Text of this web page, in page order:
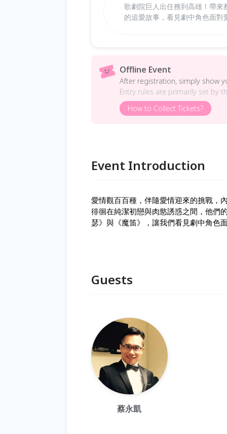
歌劇院巨人出任務到高雄！帶
的追愛故事，看見劇中角色面對
Offline Event
After registration, simply show
Entry rules are primarily set by
How to Collect Tickets?
Event Introduction
愛情觀百百種，伴隨愛情迎來的挑戰，
徘徊在純潔初戀與肉慾誘惑之間，他們
瑟》與《魔笛》，讓我們看見劇中角色
Guests
蔡永凱